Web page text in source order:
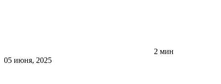
2 мин
05 июня, 2025